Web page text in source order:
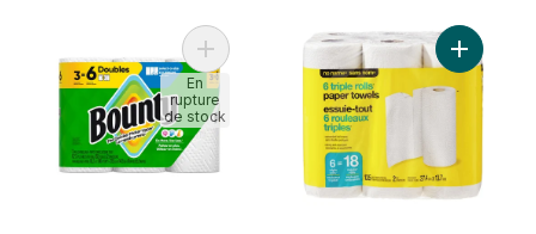
Ajouter Essuie-tout Sur mesure, 3 unités
En
rupture
de stock
Ajouter